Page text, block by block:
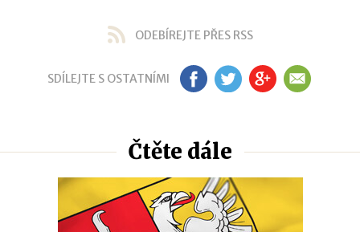
ODEBÍREJTE PŘES RSS
SDÍLEJTE S OSTATNÍMI FB TW GP EM
Čtěte dále